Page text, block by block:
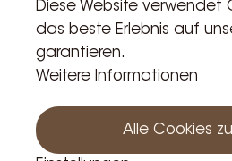
Diese Website verwendet
das beste Erlebnis auf
garantieren.
Weitere Informationen
Alle Cookies